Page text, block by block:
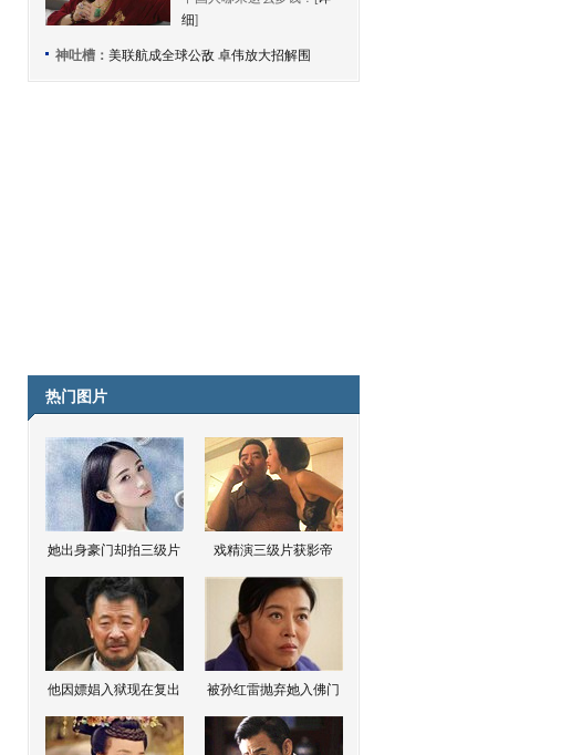
细]
神吐槽： 美联航成全球公敌 卓伟放大招解围
热门图片
她出身豪门却拍三级片 戏精演三级片获影帝
他因嫖娼入狱现在复出 被孙红雷抛弃她入佛门